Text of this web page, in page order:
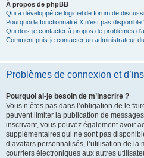
À propos de phpBB
Qui a développé ce logiciel de forum de
Pourquoi la fonctionnalité X n’est pas disponible
Qui dois-je contacter à propos de problèmes
Comment puis-je contacter un administrateur
Problèmes de connexion et
Pourquoi ai-je besoin de m’inscrire ?
Vous n’êtes pas dans l’obligation de le
peuvent limiter la publication de
inscrivant, vous pouvez également avoir
supplémentaires qui ne sont pas
d’avatars personnalisés, l’utilisation de la
courriers électroniques aux autres